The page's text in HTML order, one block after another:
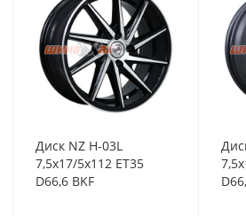
Диск NZ H-03L
7,5x17/5x112 ET35
D66,6 BKF